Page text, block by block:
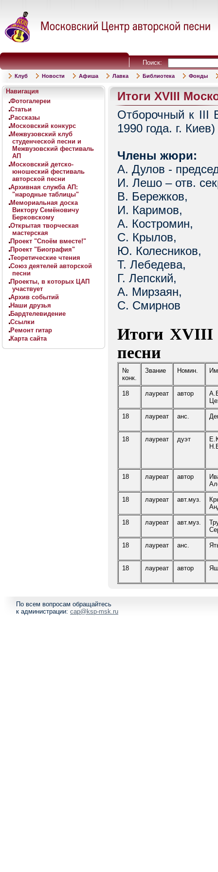
Поиск:
Клуб Новости Афиша Лавка Библиотека Фонды
Навигация
Фотогалереи
Статьи
Рассказы
Московский конкурс
Межвузовский клуб
студенческой песни и
Межвузовский фестиваль
АП
Московский детско-
юношеский фестиваль
авторской песни
Архивная служба АП:
"народные таблицы"
Мемориальная доска
Виктору Семёновичу
Берковскому
Открытая творческая
мастерская
Проект "Споём вместе!"
Проект "Биография"
Теоретические чтения
Союз деятелей авторской
песни
Проекты, в которых ЦАП
участвует
Архив событий
Наши друзья
Бардтелевидение
Ссылки
Ремонт гитар
Карта сайта
Итоги XVIII
Отборочный к III
1990 года. г. Киев)
Члены жюри:
А. Дулов -
И. Лешо – отв.
В. Бережков,
И. Каримов,
А. Костромин,
С. Крылов,
Ю. Колесников,
Т. Лебедева,
Г. Лепский,
А. Мирзаян,
С. Смирнов
Итоги XVIII
песни
№
конк.
Звание Номин.
18 лауреат автор
18 лауреат анс.
18 лауреат дуэт
18 лауреат автор
18 лауреат авт.муз.
18 лауреат авт.муз.
18 лауреат анс.
18 лауреат автор
По всем вопросам обращайтесь
к администрации: cap@ksp-msk.ru